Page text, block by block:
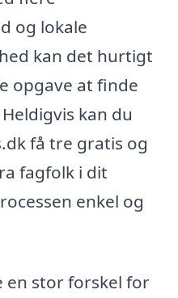
og lokale
kan det hurtigt
opgave at finde
kan du
få tre gratis og
fagfolk i dit
enkel og
en stor forskel for